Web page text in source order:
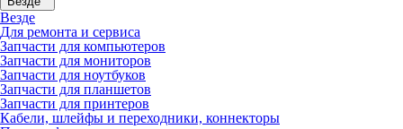
Везде
Для ремонта и сервиса
Запчасти для компьютеров
Запчасти для мониторов
Запчасти для ноутбуков
Запчасти для планшетов
Запчасти для принтеров
Кабели, шлейфы и переходники, коннекторы